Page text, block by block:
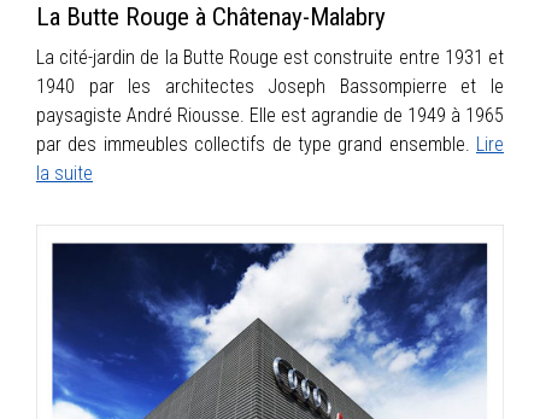
La Butte Rouge à Châtenay-Malabry
La cité-jardin de la Butte Rouge est construite entre 1931 et
1940 par les architectes Joseph Bassompierre et le
paysagiste André Riousse. Elle est agrandie de 1949 à 1965
par des immeubles collectifs de type grand ensemble. Lire
la suite